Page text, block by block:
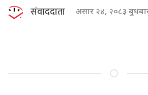
संवाददाता असार २४, २०८३